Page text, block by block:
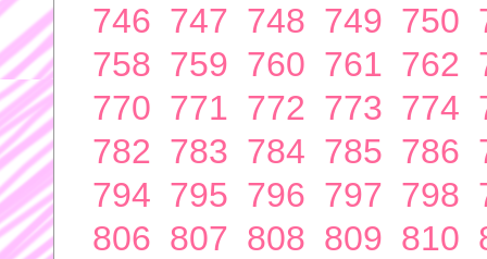
746 747 748 749 750
758 759 760 761 762
770 771 772 773 774
782 783 784 785 786
794 795 796 797 798
806 807 808 809 810